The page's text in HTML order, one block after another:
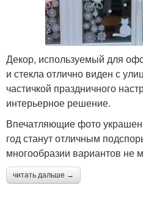
Декор, используемый для
и стекла отлично виден с
частичкой праздничного
интерьерное решение.
Впечатляющие фото
год станут отличным
многообразии вариантов не
читать дальше →